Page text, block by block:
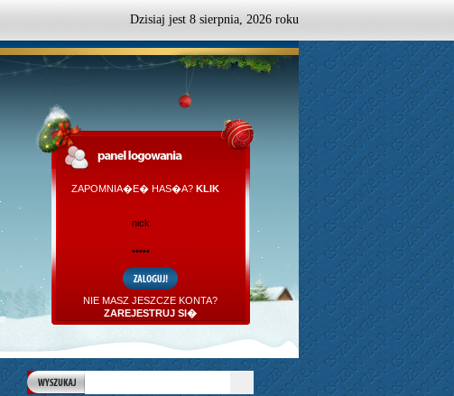
Dzisiaj jest 8 sierpnia, 2026 roku
ZAPOMNIA�E� HAS�A? KLIK
NIE MASZ JESZCZE KONTA?
ZAREJESTRUJ SI�